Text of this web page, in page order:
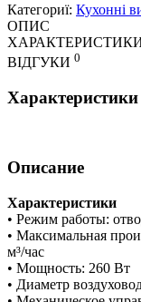
Категориї: Кухонні
ОПИС
ВІДГУКИ 0
Характеристики
Описание
Характеристики
• Режим работы:
• Максимальная
м³/час
• Мощность: 260 Вт
• Диаметр